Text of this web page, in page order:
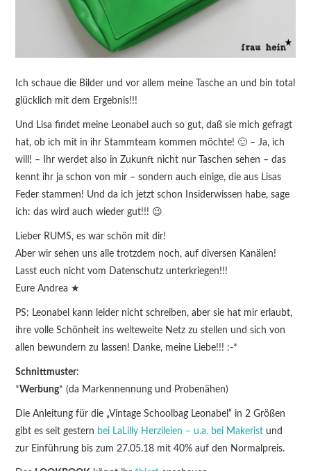
Ich schaue die Bilder und vor allem meine Tasche an und bin total
glücklich mit dem Ergebnis!!!
Und Lisa findet meine Leonabel auch so gut, daß sie mich gefragt
hat, ob ich mit in ihr Stammteam kommen möchte! 🙂 – Ja, ich
will! – Ihr werdet also in Zukunft nicht nur Taschen sehen – das
kennt ihr ja schon von mir – sondern auch einige, die aus Lisas
Feder stammen! Und da ich jetzt schon Insiderwissen habe, sage
ich: das wird auch wieder gut!!! 😉
Lieber RUMS, es war schön mit dir!
Aber wir sehen uns alle trotzdem noch, auf diversen Kanälen!
Lasst euch nicht vom Datenschutz unterkriegen!!!
Eure Andrea ★
PS: Leonabel kann leider nicht schreiben, aber sie hat mir erlaubt,
ihre volle Schönheit ins welteweite Netz zu stellen und sich von
allen bewundern zu lassen! Danke, meine Liebe!!! :-*
Schnittmuster:
*Werbung* (da Markennennung und Probenähen)
Die Anleitung für die „Vintage Schoolbag Leonabel“ in 2 Größen
gibt es seit gestern bei LaLilly Herzileien – u.a. bei Makerist und
zur Einführung bis zum 27.05.18 mit 40% auf den Normalpreis.